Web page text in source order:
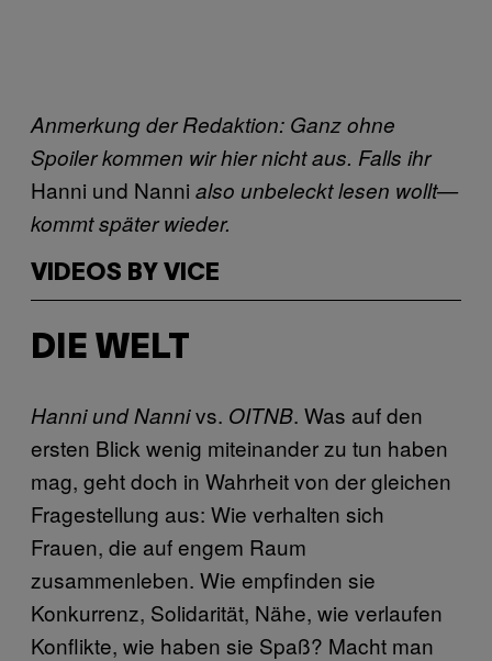
Anmerkung der Redaktion: Ganz ohne
Spoiler kommen wir hier nicht aus. Falls ihr
Hanni und Nanni also unbeleckt lesen wollt—
kommt später wieder.
VIDEOS BY VICE
DIE WELT
Hanni und Nannivs. OITNB. Was auf den
ersten Blick wenig miteinander zu tun haben
mag, geht doch in Wahrheit von der gleichen
Fragestellung aus: Wie verhalten sich
Frauen, die auf engem Raum
zusammenleben. Wie empfinden sie
Konkurrenz, Solidarität, Nähe, wie verlaufen
Konflikte, wie haben sie Spaß? Macht man